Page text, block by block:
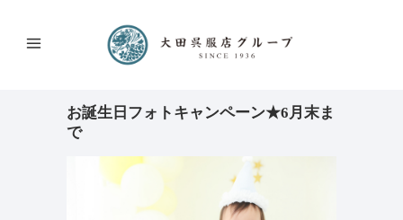
お誕生日フォトキャンペーン★6月末ま
で